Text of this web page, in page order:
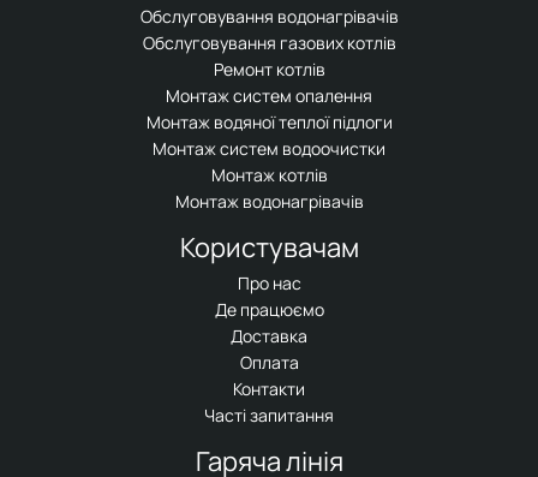
Обслуговування водонагрівачів
Обслуговування газових котлів
Ремонт котлів
Монтаж систем опалення
Монтаж водяної теплої підлоги
Монтаж систем водоочистки
Монтаж котлів
Монтаж водонагрівачів
Користувачам
Про нас
Де працюємо
Доставка
Оплата
Контакти
Часті запитання
Гаряча лінія